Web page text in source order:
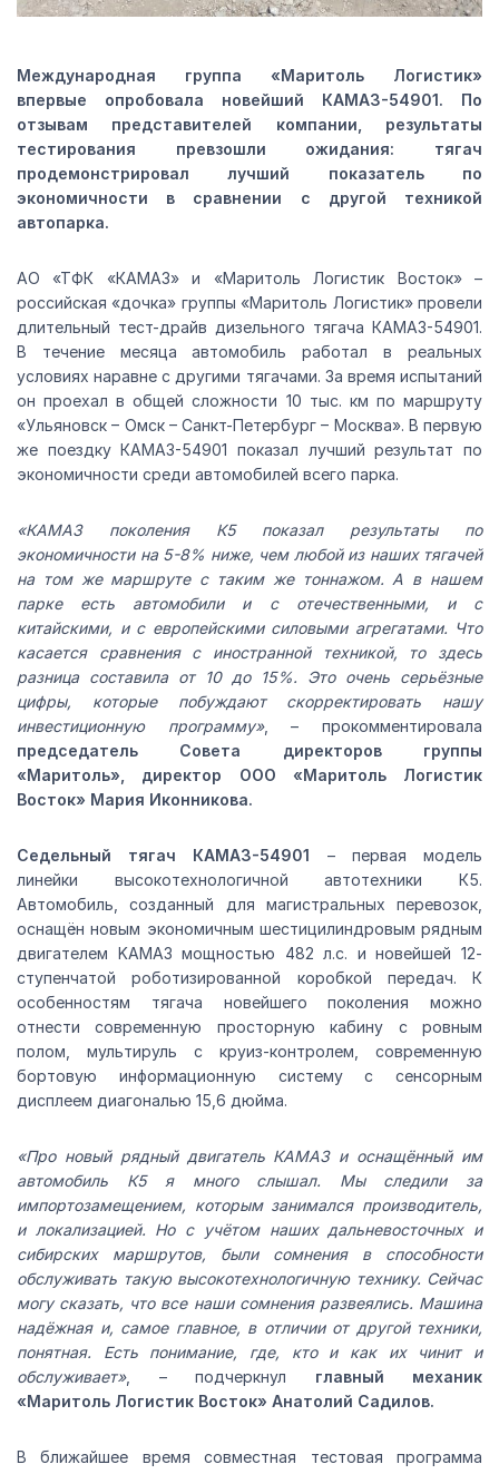
Международная группа «Маритоль Логистик»
впервые опробовала новейший КАМАЗ-54901. По
отзывам представителей компании, результаты
тестирования превзошли ожидания: тягач
продемонстрировал лучший показатель по
экономичности в сравнении с другой техникой
автопарка.
АО «ТФК «КАМАЗ» и «Маритоль Логистик Восток» –
российская «дочка» группы «Маритоль Логистик» провели
длительный тест-драйв дизельного тягача КАМАЗ-54901.
В течение месяца автомобиль работал в реальных
условиях наравне с другими тягачами. За время испытаний
он проехал в общей сложности 10 тыс. км по маршруту
«Ульяновск – Омск – Санкт-Петербург – Москва». В первую
же поездку КАМАЗ-54901 показал лучший результат по
экономичности среди автомобилей всего парка.
«КАМАЗ поколения К5 показал результаты по
экономичности на 5-8% ниже, чем любой из наших тягачей
на том же маршруте с таким же тоннажом. А в нашем
парке есть автомобили и с отечественными, и с
китайскими, и с европейскими силовыми агрегатами. Что
касается сравнения с иностранной техникой, то здесь
разница составила от 10 до 15%. Это очень серьёзные
цифры, которые побуждают скорректировать нашу
инвестиционную программу», – прокомментировала
председатель Совета директоров группы
«Маритоль», директор ООО «Маритоль Логистик
Восток» Мария Иконникова.
Седельный тягач КАМАЗ-54901 – первая модель
линейки высокотехнологичной автотехники К5.
Автомобиль, созданный для магистральных перевозок,
оснащён новым экономичным шестицилиндровым рядным
двигателем KAMAЗ мощностью 482 л.с. и новейшей 12-
ступенчатой роботизированной коробкой передач. К
особенностям тягача новейшего поколения можно
отнести современную просторную кабину с ровным
полом, мультируль с круиз-контролем, современную
бортовую информационную систему с сенсорным
дисплеем диагональю 15,6 дюйма.
«Про новый рядный двигатель КАМАЗ и оснащённый им
автомобиль К5 я много слышал. Мы следили за
импортозамещением, которым занимался производитель,
и локализацией. Но с учётом наших дальневосточных и
сибирских маршрутов, были сомнения в способности
обслуживать такую высокотехнологичную технику. Сейчас
могу сказать, что все наши сомнения развеялись. Машина
надёжная и, самое главное, в отличии от другой техники,
понятная. Есть понимание, где, кто и как их чинит и
обслуживает», – подчеркнул главный механик
«Маритоль Логистик Восток» Анатолий Садилов.
В ближайшее время совместная тестовая программа